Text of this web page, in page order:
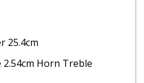
25.4cm
2.54cm Horn Treble